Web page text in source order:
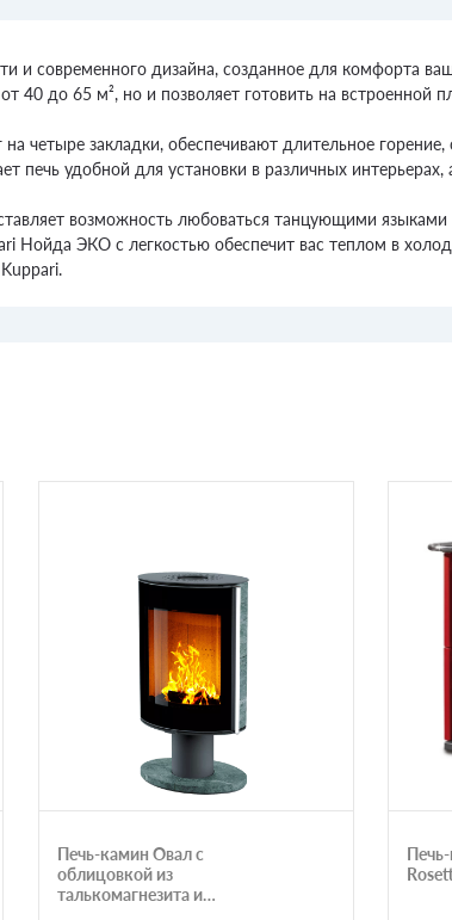
и современного дизайна, созданное для комфорта
до 65 м², но и позволяет готовить на встроенной
четыре закладки, обеспечивают длительное
печь удобной для установки в различных интерьерах,
возможность любоваться танцующими
Нойда ЭКО с легкостью обеспечит вас теплом в
Печь-камин Овал с
облицовкой из
талькомагнезита и